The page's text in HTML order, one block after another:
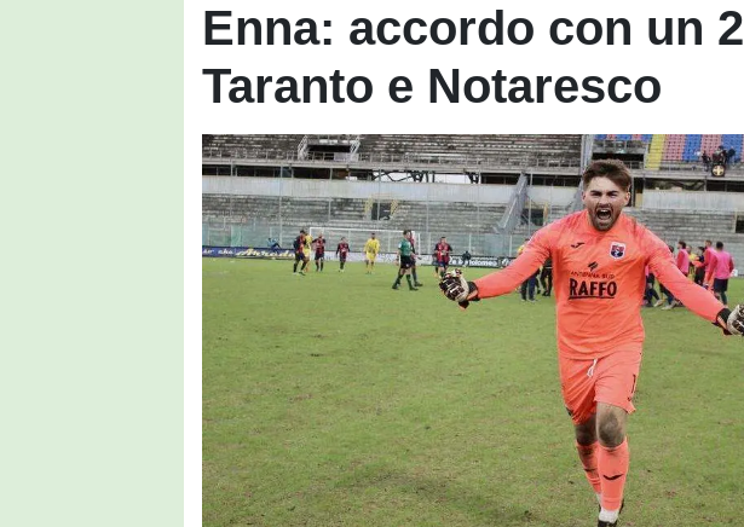
Enna: accordo con un
Taranto e Notaresco